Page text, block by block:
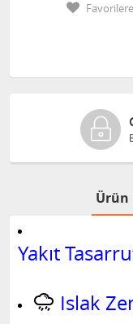
Ürün
Yakıt
Islak